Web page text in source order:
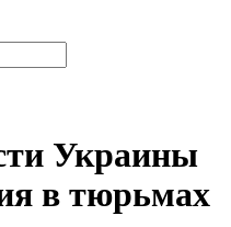
Украины
в тюрьмах